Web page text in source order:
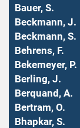
Bauer, S.
Beckmann, J.
Beckmann, S.
Behrens, F.
Bekemeyer, P.
Berling, J.
Berquand, A.
Bertram, O.
Bhapkar, S.